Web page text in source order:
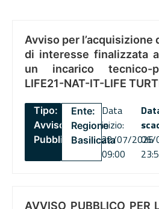
Avviso per
di interesse finalizzata
un incarico tecnico-
LIFE21-NAT-IT-LIFE
Tipo:
Avviso
Pubblico
Ente:
Regione
Basilicata
Data
inizio:
22/07/2026
09:00
06/
AVVISO PUBBLICO PER